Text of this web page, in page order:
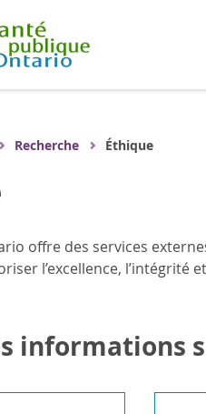
Recherche Éthique
offre des services
l’excellence,
informations